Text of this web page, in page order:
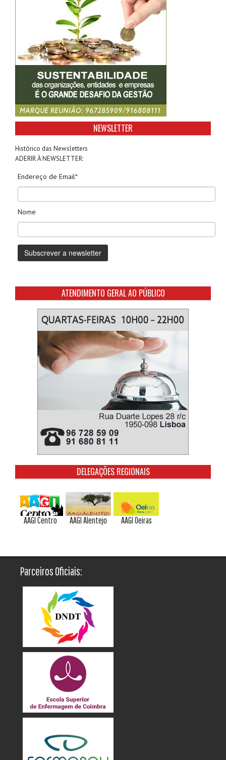
NEWSLETTER
Histórico das Newsletters
ADERIR À NEWSLETTER:
Endereço de Email*
Nome
ATENDIMENTO GERAL AO PÚBLICO
DELEGAÇÕES REGIONAIS
AAGI Centro AAGI Alentejo AAGI Oeiras
Parceiros Oficiais: